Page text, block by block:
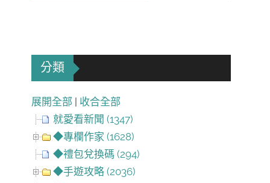
分類
展開全部 | 收合全部
就愛看新聞 (1347)
◆專欄作家 (1628)
◆禮包兌換碼 (294)
◆手遊攻略 (2036)